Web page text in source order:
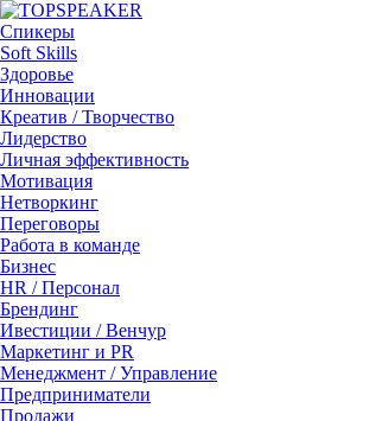
Спикеры
Soft Skills
Здоровье
Инновации
Креатив / Творчество
Лидерство
Личная эффективность
Мотивация
Нетворкинг
Переговоры
Работа в команде
Бизнес
HR / Персонал
Брендинг
Ивестиции / Венчур
Маркетинг и PR
Менеджмент / Управление
Предприниматели
Продажи